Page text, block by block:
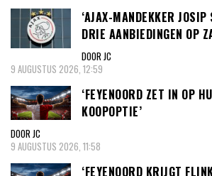
‘AJAX-MANDEKKER JOSIP
DRIE AANBIEDINGEN OP
DOOR JC
9 AUGUSTUS 2026, 12:59
‘FEYENOORD ZET IN OP
KOOPOPTIE’
DOOR JC
9 AUGUSTUS 2026, 11:58
‘FEYENOORD KRIJGT